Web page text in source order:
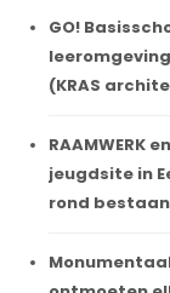
GO!
(KRAS
RAAMWERK
jeugdsite in
rond